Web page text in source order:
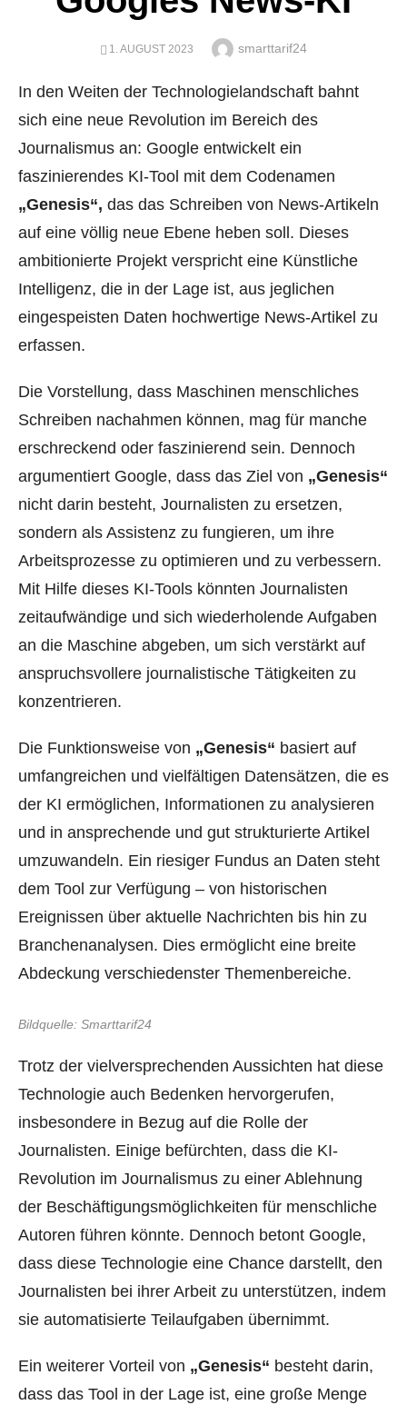
POSTED
1. AUGUST 2023 Author
smarttarif24
In den Weiten der Technologielandschaft bahnt
sich eine neue Revolution im Bereich des
Journalismus an: Google entwickelt ein
faszinierendes KI-Tool mit dem Codenamen
„Genesis“, das das Schreiben von News-Artikeln
auf eine völlig neue Ebene heben soll. Dieses
ambitionierte Projekt verspricht eine Künstliche
Intelligenz, die in der Lage ist, aus jeglichen
eingespeisten Daten hochwertige News-Artikel zu
erfassen.
Die Vorstellung, dass Maschinen menschliches
Schreiben nachahmen können, mag für manche
erschreckend oder faszinierend sein. Dennoch
argumentiert Google, dass das Ziel von „Genesis“
nicht darin besteht, Journalisten zu ersetzen,
sondern als Assistenz zu fungieren, um ihre
Arbeitsprozesse zu optimieren und zu verbessern.
Mit Hilfe dieses KI-Tools könnten Journalisten
zeitaufwändige und sich wiederholende Aufgaben
an die Maschine abgeben, um sich verstärkt auf
anspruchsvollere journalistische Tätigkeiten zu
konzentrieren.
Die Funktionsweise von „Genesis“ basiert auf
umfangreichen und vielfältigen Datensätzen, die es
der KI ermöglichen, Informationen zu analysieren
und in ansprechende und gut strukturierte Artikel
umzuwandeln. Ein riesiger Fundus an Daten steht
dem Tool zur Verfügung – von historischen
Ereignissen über aktuelle Nachrichten bis hin zu
Branchenanalysen. Dies ermöglicht eine breite
Abdeckung verschiedenster Themenbereiche.
Bildquelle: Smarttarif24
Trotz der vielversprechenden Aussichten hat diese
Technologie auch Bedenken hervorgerufen,
insbesondere in Bezug auf die Rolle der
Journalisten. Einige befürchten, dass die KI-
Revolution im Journalismus zu einer Ablehnung
der Beschäftigungsmöglichkeiten für menschliche
Autoren führen könnte. Dennoch betont Google,
dass diese Technologie eine Chance darstellt, den
Journalisten bei ihrer Arbeit zu unterstützen, indem
sie automatisierte Teilaufgaben übernimmt.
Ein weiterer Vorteil von „Genesis“ besteht darin,
dass das Tool in der Lage ist, eine große Menge